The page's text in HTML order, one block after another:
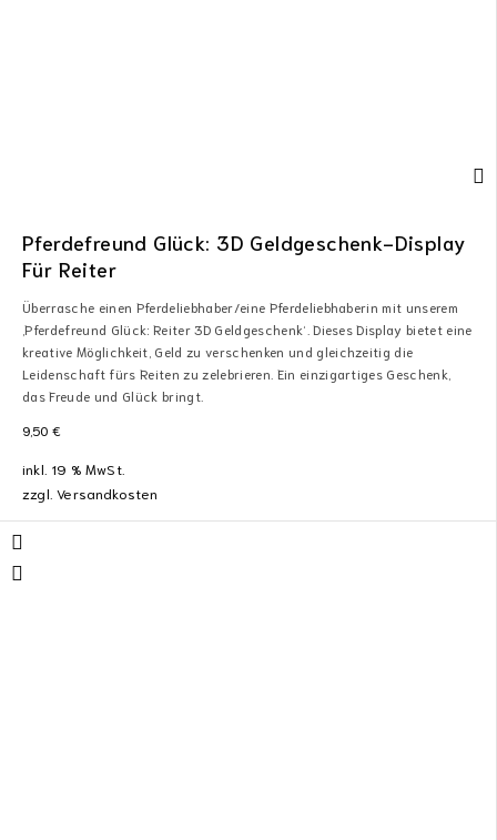
Pferdefreund Glück: 3D Geldgeschenk-Display
Für Reiter
Überrasche einen Pferdeliebhaber/eine Pferdeliebhaberin mit unserem
‚Pferdefreund Glück: Reiter 3D Geldgeschenk‘. Dieses Display bietet eine
kreative Möglichkeit, Geld zu verschenken und gleichzeitig die
Leidenschaft fürs Reiten zu zelebrieren. Ein einzigartiges Geschenk,
das Freude und Glück bringt.
9,50 €
inkl. 19 % MwSt.
zzgl.Versandkosten